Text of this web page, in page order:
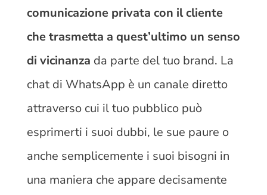
comunicazione privata con il cliente
che trasmetta a quest’ultimo un senso
di vicinanza da parte del tuo brand. La
chat di WhatsApp è un canale diretto
attraverso cui il tuo pubblico può
esprimerti i suoi dubbi, le sue paure o
anche semplicemente i suoi bisogni in
una maniera che appare decisamente